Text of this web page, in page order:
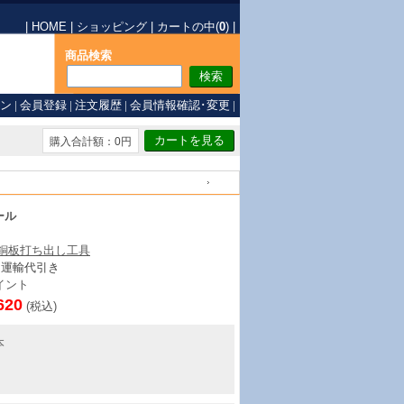
HOME ショッピング カートの中(0)
商品検索
| 会員登録 | 注文履歴 | 会員情報確認･変更 |
購入合計額：0円
ル
板打ち出し工具
輸代引き
ント
(税込)